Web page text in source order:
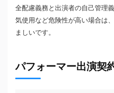
全配慮義務と出演者の自己管理
気使用など危険性が高い場合は
ましいです。
パフォーマー出演契